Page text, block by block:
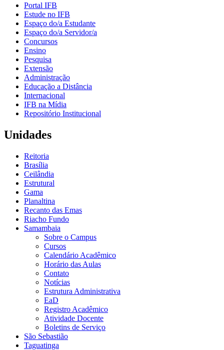
Portal IFB
Estude no IFB
Espaço do/a Estudante
Espaço do/a Servidor/a
Concursos
Ensino
Pesquisa
Extensão
Administração
Educação a Distância
Internacional
IFB na Mídia
Repositório Institucional
Unidades
Reitoria
Brasília
Ceilândia
Estrutural
Gama
Planaltina
Recanto das Emas
Riacho Fundo
Samambaia
Sobre o Campus
Cursos
Calendário Acadêmico
Horário das Aulas
Contato
Notícias
Estrutura Administrativa
EaD
Registro Acadêmico
Atividade Docente
Boletins de Serviço
São Sebastião
Taguatinga